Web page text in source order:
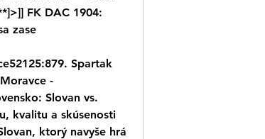
FK DAC 1904:
zase
Spartak
-
Slovan vs.
kvalitu a skúsenosti
ktorý navyše hrá